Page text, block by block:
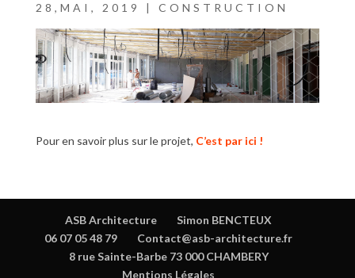
28,MAI, 2019 | CONSTRUCTION
Pour en savoir plus sur le projet, C’est par ici !
ASB Architecture
Simon BENCTEUX
06 07 05 48 79
Contact@asb-architecture.fr
8 rue Sainte-Barbe 73 000 CHAMBERY
Mentions Légales